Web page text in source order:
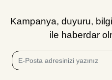
Kampanya, duyuru,
ile haberdar